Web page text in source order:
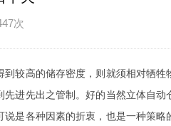
次
较高的储存密度，则就须相对牺牲
进先出之管制。好的当然立体自动
是各种因素的折衷，也是一种策略